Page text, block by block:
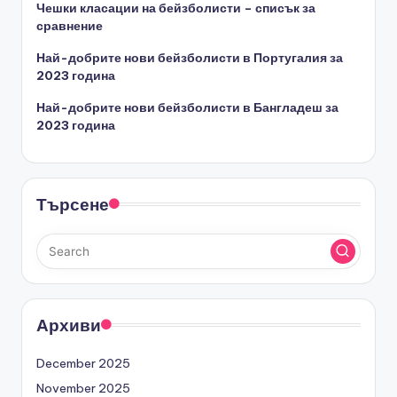
Чешки класации на бейзболисти – списък за
сравнение
Най-добрите нови бейзболисти в Португалия за
2023 година
Най-добрите нови бейзболисти в Бангладеш за
2023 година
Търсене
Архиви
December 2025
November 2025